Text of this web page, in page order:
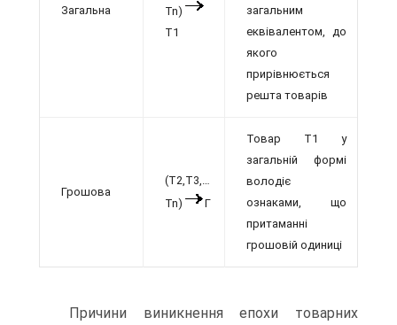
Загальна
Tn)
T1
загальним
еквівалентом, до
якого
прирівнюється
решта товарів
Грошова
(T2,T3,…
Tn)
Г
Товар Т1 у
загальній формі
володіє
ознаками, що
притаманні
грошовій одиниці
Причини виникнення епохи товарних